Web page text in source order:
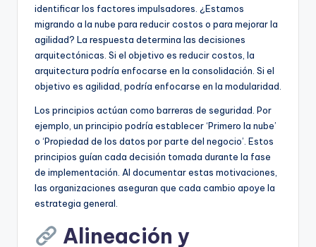
identificar los factores impulsadores. ¿Estamos
migrando a la nube para reducir costos o para mejorar la
agilidad? La respuesta determina las decisiones
arquitectónicas. Si el objetivo es reducir costos, la
arquitectura podría enfocarse en la consolidación. Si el
objetivo es agilidad, podría enfocarse en la modularidad.
Los principios actúan como barreras de seguridad. Por
ejemplo, un principio podría establecer ‘Primero la nube’
o ‘Propiedad de los datos por parte del negocio’. Estos
principios guían cada decisión tomada durante la fase
de implementación. Al documentar estas motivaciones,
las organizaciones aseguran que cada cambio apoye la
estrategia general.
Alineación y